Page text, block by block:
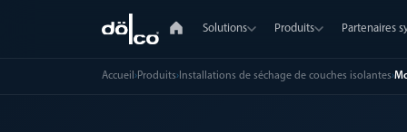
Solutions Produits Partenaires
Accueil ›Produits› Installations de séchage de couches isolantes›